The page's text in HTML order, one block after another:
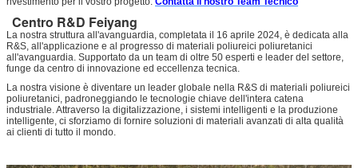
Centro R&D Feiyang
La nostra struttura all'avanguardia, completata il 16 aprile 2024, è dedicata alla
R&S, all'applicazione e al progresso di materiali poliureici poliuretanici
all'avanguardia. Supportato da un team di oltre 50 esperti e leader del settore,
funge da centro di innovazione ed eccellenza tecnica.
La nostra visione è diventare un leader globale nella R&S di materiali poliureici
poliuretanici, padroneggiando le tecnologie chiave dell'intera catena
industriale. Attraverso la digitalizzazione, i sistemi intelligenti e la produzione
intelligente, ci sforziamo di fornire soluzioni di materiali avanzati di alta qualità
ai clienti di tutto il mondo.